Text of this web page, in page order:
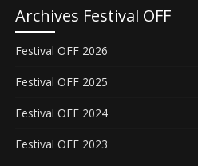
Archives Festival OFF
Festival OFF 2026
Festival OFF 2025
Festival OFF 2024
Festival OFF 2023